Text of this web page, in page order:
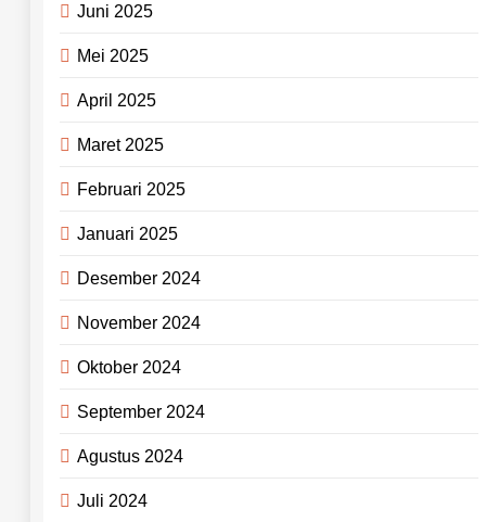
Juni 2025
Mei 2025
April 2025
Maret 2025
Februari 2025
Januari 2025
Desember 2024
November 2024
Oktober 2024
September 2024
Agustus 2024
Juli 2024